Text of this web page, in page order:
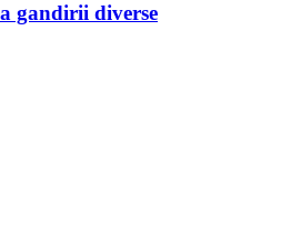
gandirii diverse